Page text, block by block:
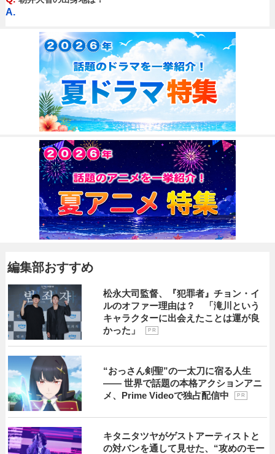
A.
編集部おすすめ
松永大司監督、『犯罪者』チョン・イ
ルのオファー理由は？ 「滝川という
キャラクターに出会えたことは運が良
かった」
P R
“おっさん剣聖”の一太刀に宿る人生
―― 世界で話題の本格アクションアニ
メ、Prime Videoで独占配信中
P R
キタニタツヤがゲストアーティストと
の対バンを通して見せた、“攻めのモー